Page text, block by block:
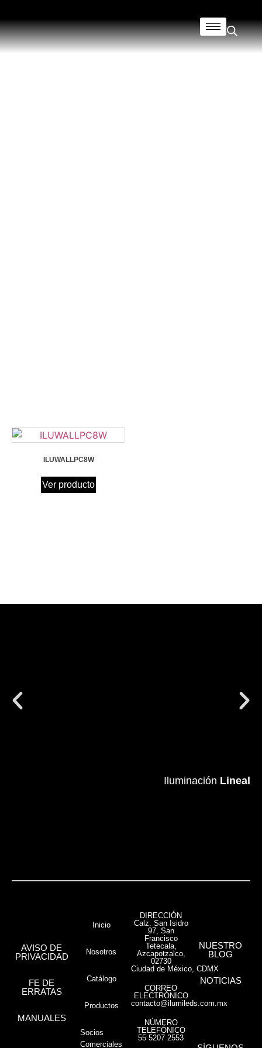
ILUWALLPC8W
Ver producto
Iluminación Lineal
Iluminación Lineal
AVISO DE
PRIVACIDAD
FE DE
ERRATAS
MANUALES
Inicio
Nosotros
Catálogo
Productos
Socios
Comerciales
DIRECCIÓN
Calz. San Isidro
97, San
Francisco
Tetecala,
Azcapotzalco,
02730
Ciudad de México, CDMX
CORREO
ELECTRÓNICO
contacto@ilumileds.com.mx
NÚMERO
TELEFÓNICO
55 5207 2553
NUESTRO
BLOG
NOTICIAS